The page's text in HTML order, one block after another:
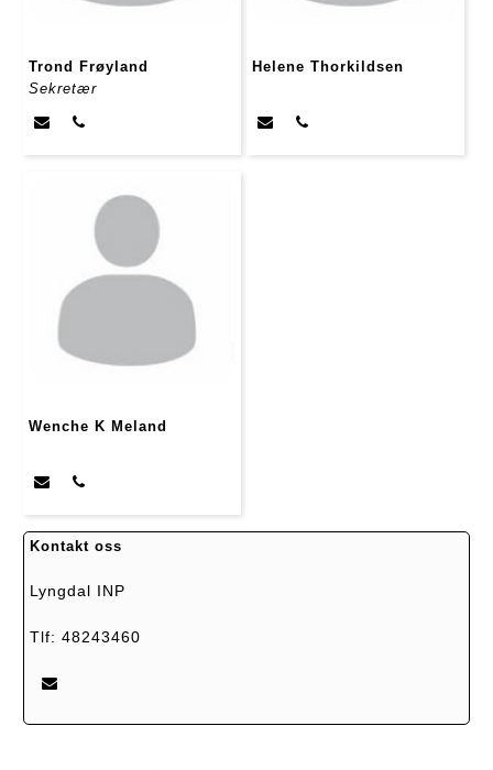
Trond Frøyland
Sekretær
Helene Thorkildsen
Wenche K Meland
Kontakt oss
Lyngdal INP
Tlf: 48243460